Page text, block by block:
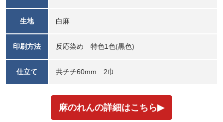
生地 白麻
印刷方法 反応染め 特色1色(黒色)
仕立て 共チチ60mm 2巾
麻のれんの詳細はこちら